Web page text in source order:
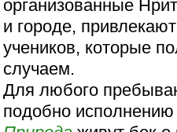
организованные
и городе,
учеников, которые
случаем.
Для любого
подобно